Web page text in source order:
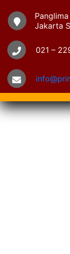
Jakarta
021 –